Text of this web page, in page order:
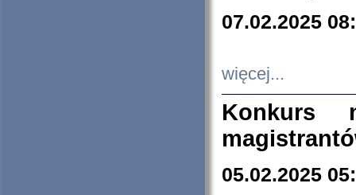
07.02.2025
więcej...
Konkurs
05.02.2025